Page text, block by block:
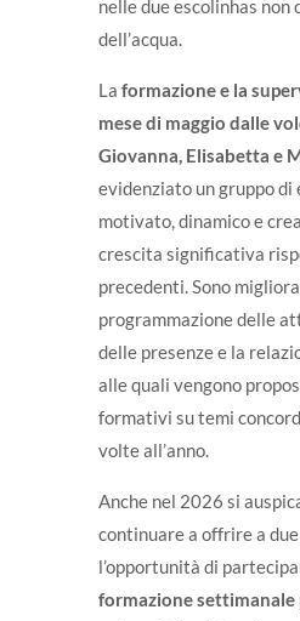
nelle due escolinhas
dell’acqua.
La formazione e la
mese di maggio dalle
Giovanna, Elisabetta e
evidenziato un gruppo di
motivato, dinamico e
crescita significativa
precedenti. Sono
programmazione delle
delle presenze e la
alle quali vengono
formativi su temi
volte all’anno.
Anche nel 2026 si
continuare a offrire a
l’opportunità di
formazione settimanale